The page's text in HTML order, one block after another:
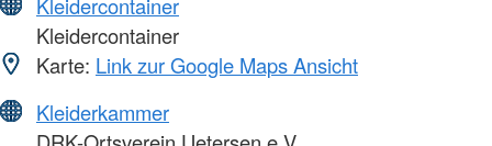
Kleidercontainer
Karte: Link zur Google Maps Ansicht
Kleiderkammer